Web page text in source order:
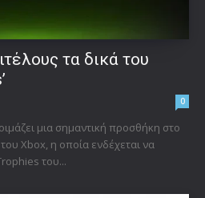
τα δικά του
0
μια σημαντική προσθήκη στο
Xbox, η οποία ενδέχεται να
του...